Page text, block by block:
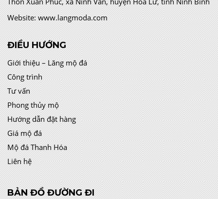
Website: www.langmoda.com
ĐIỀU HƯỚNG
Giới thiệu – Lăng mộ đá
Công trình
Tư vấn
Phong thủy mộ
Hướng dẫn đặt hàng
Giá mộ đá
Mộ đá Thanh Hóa
Liên hệ
BẢN ĐỒ ĐƯỜNG ĐI